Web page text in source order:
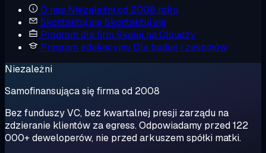
O nas Niezależni od 2008 roku
Skontaktuj sięSkontaktuj się
Program dla firm Skaluj na Cloudzy
Program edukacyjny Dla badań i zespołów
Niezależni
Samofinansująca się firma od 2008
Bez funduszy VC, bez kwartalnej presji zarządu na
zdzieranie klientów za egress. Odpowiadamy przed 122
000+ deweloperów, nie przed arkuszem spółki matki.